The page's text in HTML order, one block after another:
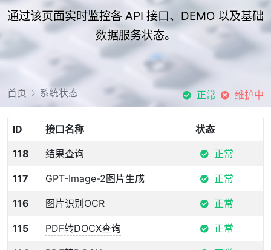
通过该页面实时监控各 API 接口、DEMO 以及基础
数据服务状态。
首页 系统状态 正常 维护中
ID 接口名称
状态
118
结果查询 正常
117 ‌GPT-Image-2图片生成 正常
116 图片识别OCR 正常
115 PDF转DOCX查询 正常